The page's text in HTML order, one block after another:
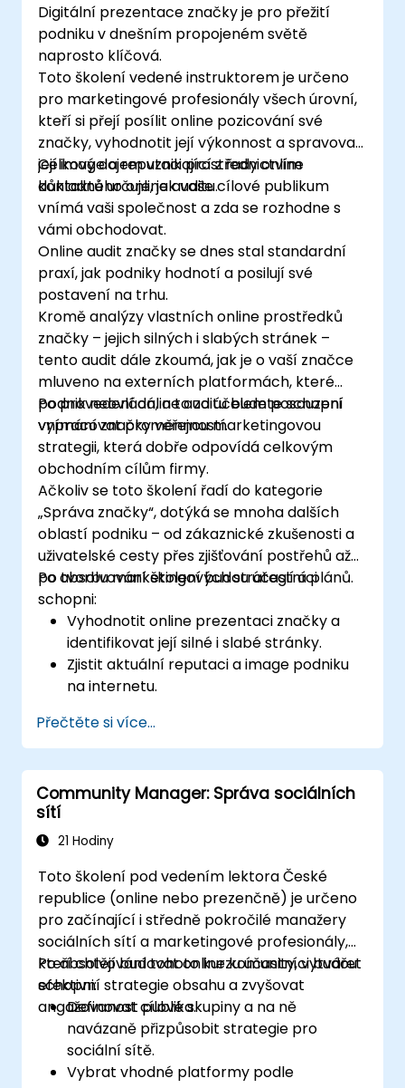
Digitální prezentace značky je pro přežití
podniku v dnešním propojeném světě
naprosto klíčová.
Toto školení vedené instruktorem je určeno
pro marketingové profesionály všech úrovní,
kteří si přejí posílit online pozicování své
značky, vyhodnotit její výkonnost a spravovat
její image a reputaci prostřednictvím
důkladného online auditu.
Celkový dojem vznikající z řady online
kontaktů určuje, jak vaše cílové publikum
vnímá vaši společnost a zda se rozhodne s
vámi obchodovat.
Online audit značky se dnes stal standardní
praxí, jak podniky hodnotí a posilují své
postavení na trhu.
Kromě analýzy vlastních online prostředků
značky – jejich silných i slabých stránek –
tento audit dále zkoumá, jak je o vaší značce
mluveno na externích platformách, které
podnik neovládá, a to za účelem posouzení
vnímání značky veřejností.
Po provedení online auditu budete schopni
vypracovat proměnnou marketingovou
strategii, která dobře odpovídá celkovým
obchodním cílům firmy.
Ačkoliv se toto školení řadí do kategorie
„Správa značky“, dotýká se mnoha dalších
oblastí podniku – od zákaznické zkušenosti a
uživatelské cesty přes zjišťování postřehů až
po tvorbu marketingových strategií a plánů.
Po absolvování školení budou účastníci
schopni:
Vyhodnotit online prezentaci značky a
identifikovat její silné i slabé stránky.
Zjistit aktuální reputaci a image podniku
na internetu.
trhu.
Sestavit výsledkově orientovanou
strategii značky i komplexní plán online
marketingové komunikace.
mapy vnímání jednotlivých segmentů
Provést SEO audit.
Seznámit se s aktuálními směrnicemi pro
optimalizaci pro vyhledávače v době
umělé inteligence.
Zjistit, jak různé skupiny zákazníků vnímají
podnik a jeho produkty či služby.
Provádět online sociální monitoring.
Využívat umělou inteligenci ke zvýšení
efektivity rutinních auditů značky.
Přečtěte si více...
Community Manager: Správa sociálních
sítí
21 Hodiny
Toto školení pod vedením lektora České
republice (online nebo prezenčně) je určeno
pro začínající i středně pokročilé manažery
sociálních sítí a marketingové profesionály,
kteří chtějí budovat online komunity, vytvářet
efektivní strategie obsahu a zvyšovat
angažovanost publika.
Po absolvování tohoto kurzu účastníci budou
schopni:
Definovat cílové skupiny a na ně
navázaně přizpůsobit strategie pro
sociální sítě.
Vybrat vhodné platformy podle